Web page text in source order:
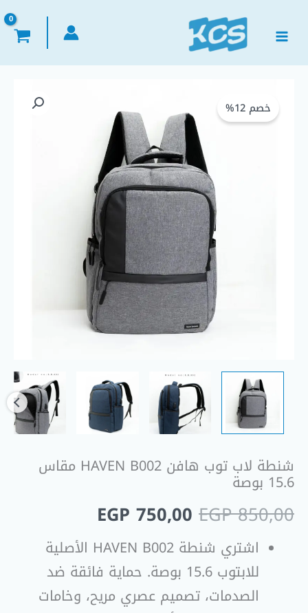
المحتوى
خصم 12%
شنطة لاب توب هافن HAVEN B002 مقاس
15.6 بوصة
EGP850,00
الأصلي
هو:
EGP 850,00.
EGP 750,00
هو:
EGP 750,00.
اشتري شنطة HAVEN B002 الأصلية
للابتوب 15.6 بوصة. حماية فائقة ضد
الصدمات، تصميم عصري مريح، وخامات
شنطة